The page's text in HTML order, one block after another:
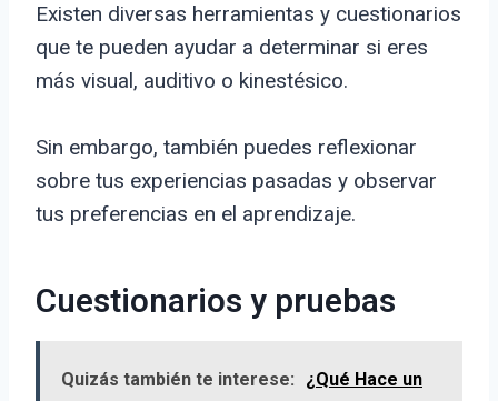
Existen diversas herramientas y cuestionarios
que te pueden ayudar a determinar si eres
más visual, auditivo o kinestésico.
Sin embargo, también puedes reflexionar
sobre tus experiencias pasadas y observar
tus preferencias en el aprendizaje.
Cuestionarios y pruebas
Quizás también te interese:
¿Qué Hace un